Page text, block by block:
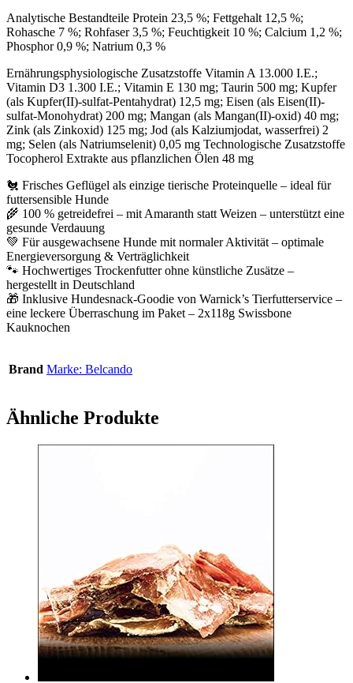
Analytische Bestandteile Protein 23,5 %; Fettgehalt 12,5 %;
Rohasche 7 %; Rohfaser 3,5 %; Feuchtigkeit 10 %; Calcium 1,2 %;
Phosphor 0,9 %; Natrium 0,3 %
Ernährungsphysiologische Zusatzstoffe Vitamin A 13.000 I.E.;
Vitamin D3 1.300 I.E.; Vitamin E 130 mg; Taurin 500 mg; Kupfer
(als Kupfer(II)-sulfat-Pentahydrat) 12,5 mg; Eisen (als Eisen(II)-
sulfat-Monohydrat) 200 mg; Mangan (als Mangan(II)-oxid) 40 mg;
Zink (als Zinkoxid) 125 mg; Jod (als Kalziumjodat, wasserfrei) 2
mg; Selen (als Natriumselenit) 0,05 mg Technologische Zusatzstoffe
Tocopherol Extrakte aus pflanzlichen Ölen 48 mg
🐔 Frisches Geflügel als einzige tierische Proteinquelle – ideal für
futtersensible Hunde
🌾 100 % getreidefrei – mit Amaranth statt Weizen – unterstützt eine
gesunde Verdauung
💚 Für ausgewachsene Hunde mit normaler Aktivität – optimale
Energieversorgung & Verträglichkeit
🐾 Hochwertiges Trockenfutter ohne künstliche Zusätze –
hergestellt in Deutschland
🎁 Inklusive Hundesnack-Goodie von Warnick’s Tierfutterservice –
eine leckere Überraschung im Paket – 2x118g Swissbone
Kauknochen
Brand Marke: Belcando
Ähnliche Produkte